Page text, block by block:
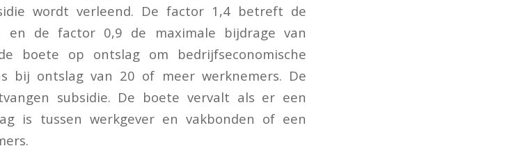
wordt verleend. De factor 1,4 betreft de
en de factor 0,9 de maximale bijdrage van
boete op ontslag om bedrijfseconomische
bij ontslag van 20 of meer werknemers. De
subsidie. De boete vervalt als er een
is tussen werkgever en vakbonden of een